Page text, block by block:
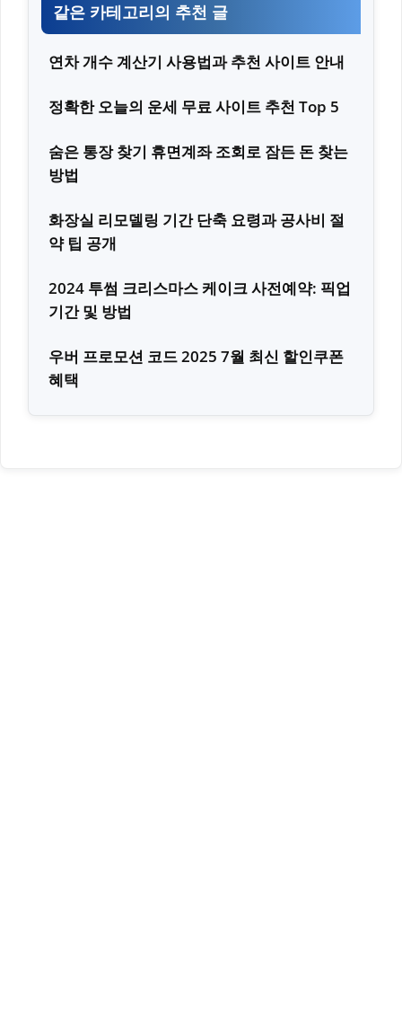
같은 카테고리의 추천 글
연차 개수 계산기 사용법과 추천 사이트 안내
정확한 오늘의 운세 무료 사이트 추천 Top 5
숨은 통장 찾기 휴면계좌 조회로 잠든 돈 찾는
방법
화장실 리모델링 기간 단축 요령과 공사비 절
약 팁 공개
2024 투썸 크리스마스 케이크 사전예약: 픽업
기간 및 방법
우버 프로모션 코드 2025 7월 최신 할인쿠폰
혜택